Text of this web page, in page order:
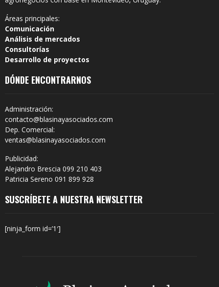
Áreas principales:
Comunicación
Análisis de mercados
Consultorías
Desarrollo de proyectos
DÓNDE ENCONTRARNOS
Administración:
contacto@blasinayasociados.com
Dep. Comercial:
ventas@blasinayasociados.com
Publicidad:
Alejandro Brescia 099 210 403
Patricia Sereno 091 899 928
SUSCRÍBETE A NUESTRA NEWSLETTER
[ninja_form id=’1′]